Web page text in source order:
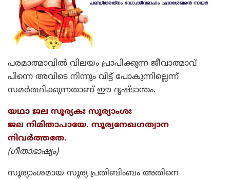
പരമാത്മാവില്‍ വിലയം പ്രാപിക്കുന്ന ജീവാത്മാവ്
പിന്നെ അവിടെ നിന്നും വിട്ട് പോകുന്നില്ലെന്ന്
സമര്‍ത്ഥിക്കുന്നതാണ് ഈ ദൃഷ്ടാന്തം.
യഥാ ജല സൂര്യകഃ സൂര്യാംശഃ
ജല നിമിതാപായേ. സൂര്യനേഖഗത്വാന
നിവര്‍ത്തതേ.
(ഗീതാഭാഷ്യം)
സൂര്യാംശമായ സൂര്യ പ്രതിബിംബം അതിനെ